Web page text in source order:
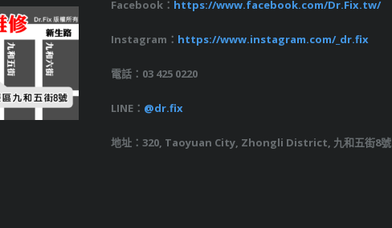
Facebook： https://www.facebook.com/Dr.Fix.tw/
Instagram： https://www.instagram.com/_dr.fix
電話：03 425 0220
LINE： @dr.fix
地址：320, Taoyuan City, Zhongli District, 九和五街8號